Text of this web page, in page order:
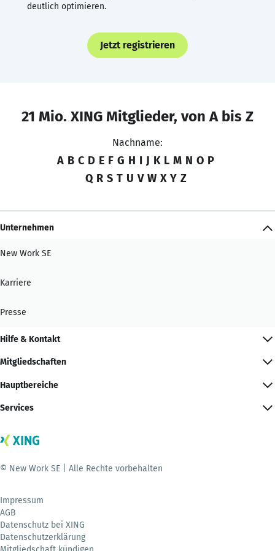
deutlich optimieren.
Jetzt registrieren
21 Mio. XING Mitglieder, von A bis Z
Nachname:
A B C D E F G H I J K L M N O P
Q R S T U V W X Y Z
Unternehmen
New Work SE
Karriere
Presse
Hilfe & Kontakt
Mitgliedschaften
Hauptbereiche
Services
© New Work SE | Alle Rechte vorbehalten
Impressum
AGB
Datenschutz bei XING
Datenschutzerklärung